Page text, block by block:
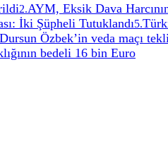
2.AYM, Eksik Dava
İki Şüpheli Tutuklandı5.
Özbek’in veda maçı
bedeli 16 bin Euro